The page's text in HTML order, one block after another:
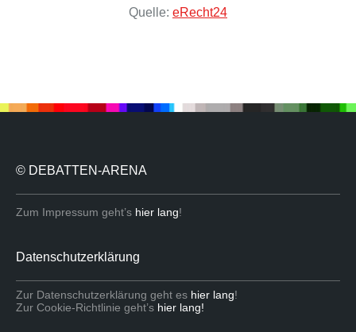
Quelle: eRecht24
© DEBATTEN-ARENA
Zum Impressum geht’s hier lang!
Datenschutzerklärung
Zur Datenschutzerklärung geht es hier lang!
Zur Cookie-Richtlinie geht’s hier lang!